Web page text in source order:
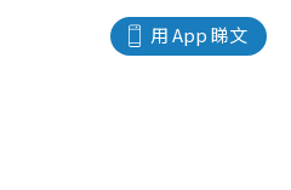
用 App 睇文